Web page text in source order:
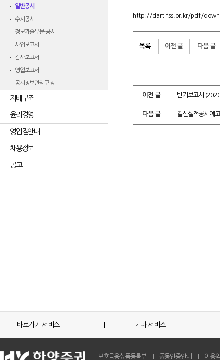
일반공시
수시공시
정보기술부문 공시
사업보고서
감사보고서
영업보고서
공시정보관리규정
지배구조
윤리경영
영업점안내
채용정보
공고
http://dart.fss.or.kr/pdf/
목록 이전 글 다음 글
이전 글 반기보고서
다음 글 결산실적공시예
바로가기 서비스 기타 서비스
보호금융상품등록부 공동인증안내 이용